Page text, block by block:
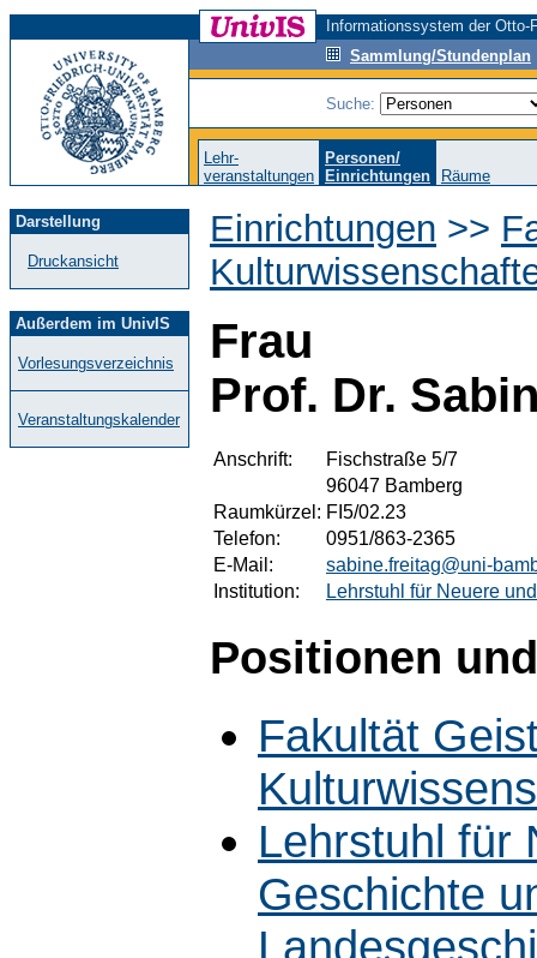
Informationssystem der
Sammlung/Stundenplan
Suche:
Lehr-
veranstaltungen
Personen/
Einrichtungen
Räume
Darstellung
Druckansicht
Außerdem im UnivIS
Vorlesungsverzeichnis
Veranstaltungskalender
Einrichtungen >>
Frau
Prof. Dr.
Anschrift:
Fischstraße 5/7
96047 Bamberg
Raumkürzel: FI5/02.23
Telefon:
0951/863-2365
E-Mail:
sabine.freitag@uni-
Institution:
Lehrstuhl für Neuere
Positionen
Fakultät
Lehrstuhl für
Geschichte